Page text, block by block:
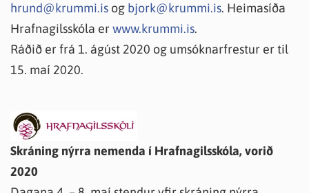
hrund@krummi.is og bjork@krummi.is. Heimasíða
Hrafnagilsskóla erwww.krummi.is.
Ráðið er frá 1. ágúst 2020 og umsóknarfrestur er til
15. maí 2020.
Skráning nýrra nemenda í Hrafnagilsskóla, vorið
2020